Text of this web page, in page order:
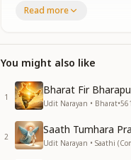
धैर्य धरो धरती वालो ये रात
स्वर्णिम प्रभात लाएगी
ये परमात्म दिव्य संदेशका
गूंज रहा
परमात्म शक्तियों वरदानों को
बरसा रहा
परम धाम से शिव निराकार
Read more
You might also like
1
Bharat Fir
Udit Narayan • Bharat•561
2
Saath Tumhara
Udit Narayan • Saathi